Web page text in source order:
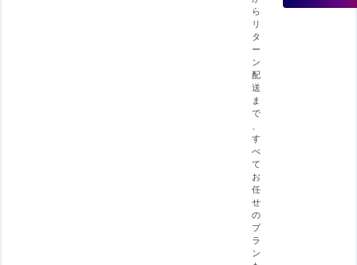
ら
リ
タ
ー
ン
配
送
ま
で
す
べ
て
お
任
せ
の
プ
ラ
ン